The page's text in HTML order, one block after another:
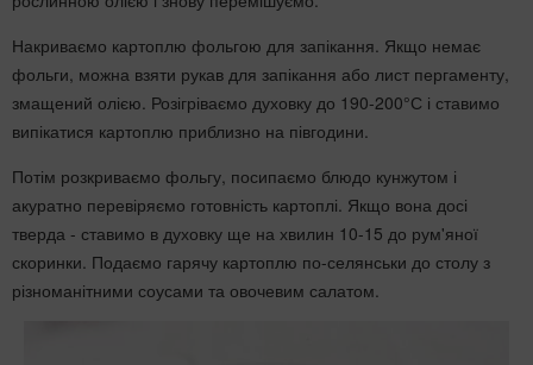
Накриваємо картоплю фольгою для запікання. Якщо немає
фольги, можна взяти рукав для запікання або лист пергаменту,
змащений олією. Розігріваємо духовку до 190-200°С і ставимо
випікатися картоплю приблизно на півгодини.
Потім розкриваємо фольгу, посипаємо блюдо кунжутом і
акуратно перевіряємо готовність картоплі. Якщо вона досі
тверда - ставимо в духовку ще на хвилин 10-15 до рум'яної
скоринки. Подаємо гарячу картоплю по-селянськи до столу з
різноманітними соусами та овочевим салатом.